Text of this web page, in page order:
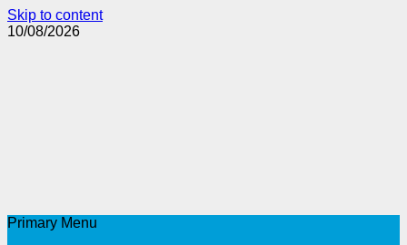
Skip to content
10/08/2026
Primary Menu